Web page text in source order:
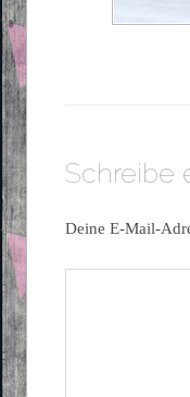
Schreibe
Deine E-Mail-